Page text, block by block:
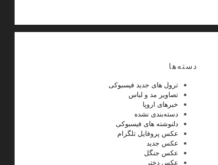
دسته‌ها
ترول های جدید فیسبوکی
تصاویر مد و لباس
خبرهای اروپا
دسته‌بندی نشده
دلنوشته های فیسبوکی
عکس پروفایل تلگرام
عکس جدید
عکس جنگل
عکس دختر